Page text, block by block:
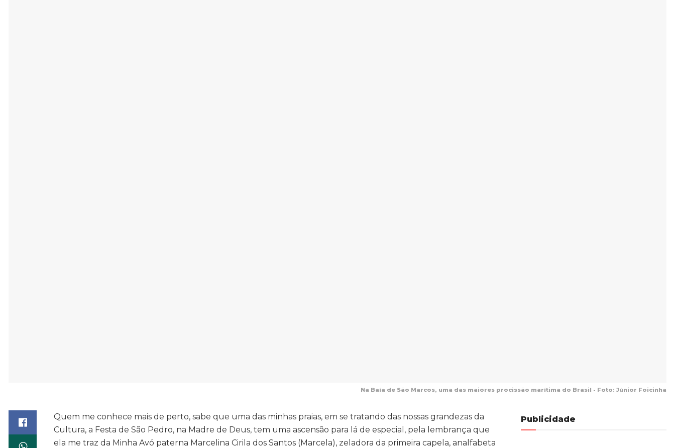
Na Baía de São Marcos, uma das maiores procissão marítima do Brasil - Foto: Júnior Foicinha
Quem me conhece mais de perto, sabe que uma das minhas praias, em se tratando das nossas grandezas da
Cultura, a Festa de São Pedro, na Madre de Deus, tem uma ascensão para lá de especial, pela lembrança que
ela me traz da Minha Avó paterna Marcelina Cirila dos Santos (Marcela), zeladora da primeira capela, analfabeta
Publicidade